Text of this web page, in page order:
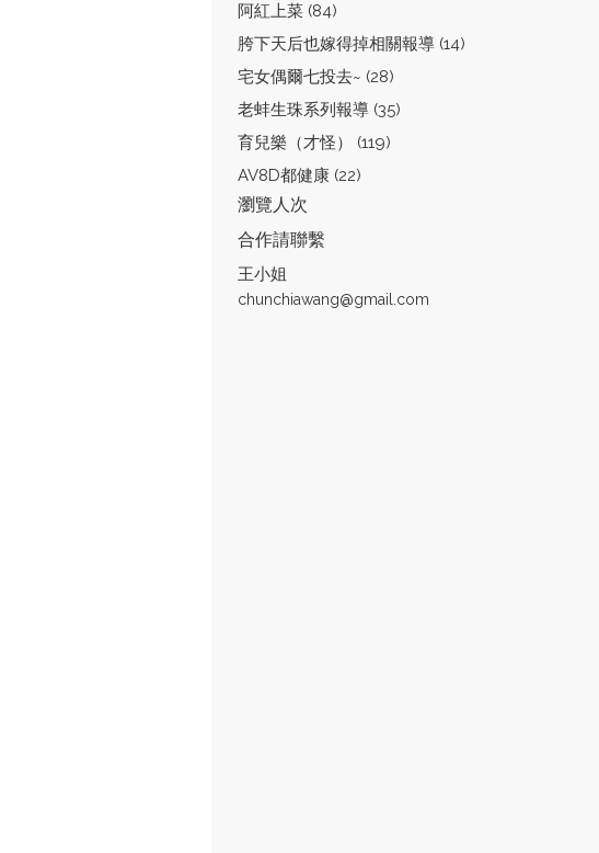
阿紅上菜 (84)
胯下天后也嫁得掉相關報導 (14)
宅女偶爾七投去~ (28)
老蚌生珠系列報導 (35)
育兒樂（才怪） (119)
AV8D都健康 (22)
瀏覽人次
合作請聯繫
王小姐
chunchiawang@gmail.com